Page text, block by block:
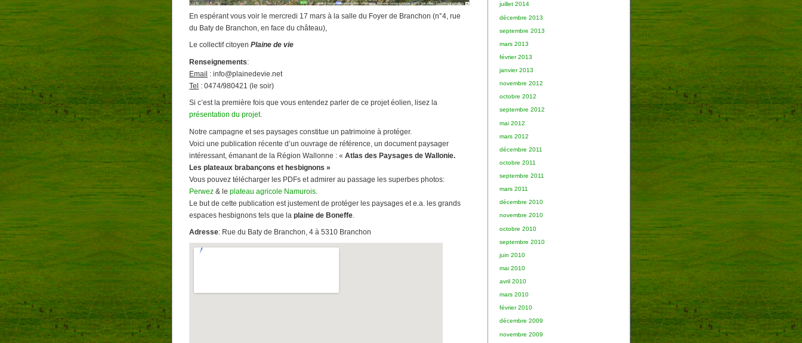
juillet 2014
décembre 2013
septembre 2013
mars 2013
février 2013
janvier 2013
novembre 2012
octobre 2012
septembre 2012
mai 2012
mars 2012
décembre 2011
octobre 2011
septembre 2011
mars 2011
décembre 2010
novembre 2010
octobre 2010
septembre 2010
juin 2010
mai 2010
avril 2010
mars 2010
février 2010
décembre 2009
novembre 2009
En espérant vous voir le mercredi 17 mars à la salle du Foyer de Branchon (n°4, rue
du Baty de Branchon, en face du château),
Le collectif citoyen Plaine de vie
Renseignements:
Email : info@plainedevie.net
Tel : 0474/980421 (le soir)
Si c’est la première fois que vous entendez parler de ce projet éolien, lisez la
présentation du projet.
Notre campagne et ses paysages constitue un patrimoine à protéger.
Voici une publication récente d’un ouvrage de référence, un document paysager
intéressant, émanant de la Région Wallonne : « Atlas des Paysages de Wallonie.
Les plateaux brabançons et hesbignons »
Vous pouvez télécharger les PDFs et admirer au passage les superbes photos:
Perwez & le plateau agricole Namurois
Le but de cette publication est justement de protéger les paysages et e.a. les grands
espaces hesbignons tels que la plaine de Boneffe
Adresse: Rue du Baty de Branchon, 4 à 5310 Branchon